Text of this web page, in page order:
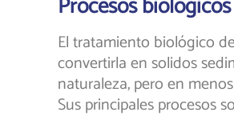
El tratamiento biológico
convertirla en solidos
naturaleza, pero en
Sus principales procesos